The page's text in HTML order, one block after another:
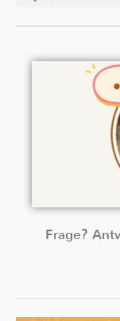
Frage?